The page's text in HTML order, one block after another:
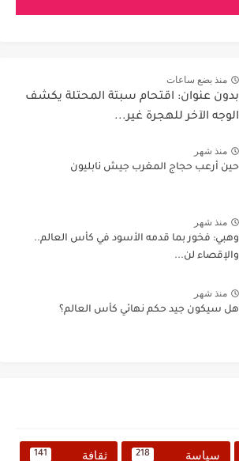
منذ بضع ساعات
بدون عنوان: اقتحام سبتة المحتلة يكشف
الوجه الآخر للهجرة غير...
منذ شهر
حين أرعب حجاج المغرب جيش نابليون
منذ شهر
وهبي: فخور بما قدمه الأسود في كأس العالم..
والإقصاء لن...
منذ شهر
هل سيكون جيد حكم نهائي كأس العالم؟
سياسة 218 ثقافة 141